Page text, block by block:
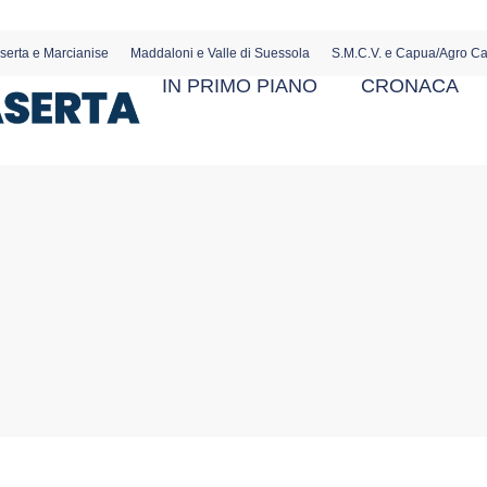
e Marcianise Maddaloni e Valle di Suessola S.M.C.V. e Capua/Agro
IN PRIMO PIANO CRONACA